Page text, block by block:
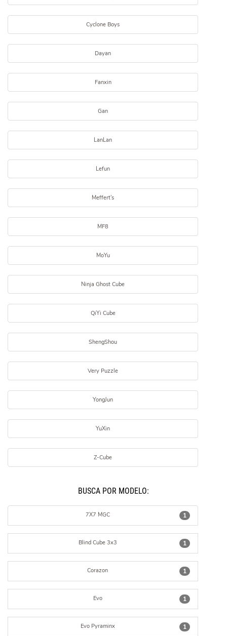
Cyclone Boys
Dayan
Fanxin
Gan
LanLan
Lefun
Meffert's
MF8
MoYu
Ninja Ghost Cube
QiYi Cube
ShengShou
Very Puzzle
YongJun
YuXin
Z-Cube
BUSCÁ POR MODELO:
1
7X7 MGC
1
Blind Cube 3x3
1
Corazon
1
Evo
1
Evo Pyraminx